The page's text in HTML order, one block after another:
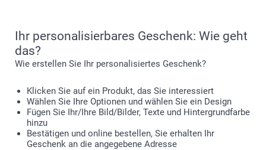
Ihr personalisierbares Geschenk: Wie geht
das?
Wie erstellen Sie Ihr personalisiertes Geschenk?
Klicken Sie auf ein Produkt, das Sie interessiert
Wählen Sie Ihre Optionen und wählen Sie ein Design
Fügen Sie Ihr/Ihre Bild/Bilder, Texte und Hintergrundfarbe
hinzu
Bestätigen und online bestellen, Sie erhalten Ihr
Geschenk an die angegebene Adresse